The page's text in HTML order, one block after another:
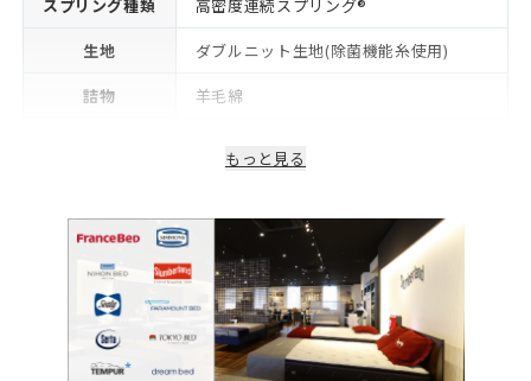
スプリング種類
高密度連続スプリング®
生地
ダブルニット生地(除菌機能糸使用)
詰物
羊毛綿
もっと見る